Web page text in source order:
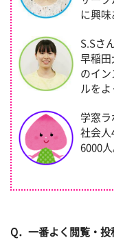
に興味
S.Sさ
早稲田
のイン
ルをよ
学窓ラ
社会人
6000
Q．一番よく閲覧・投